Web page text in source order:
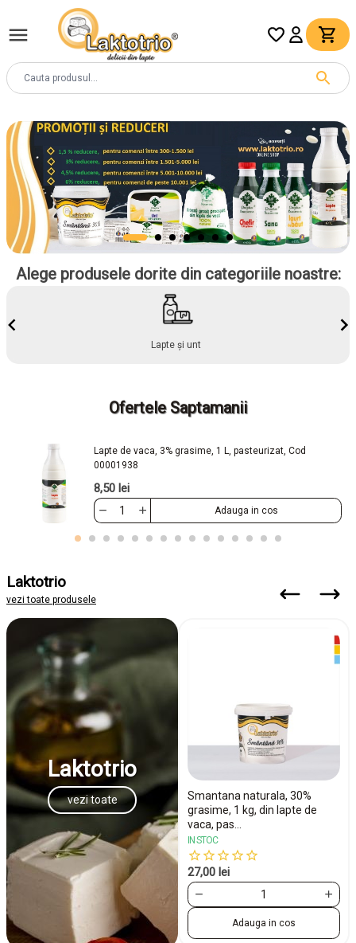
Alege produsele dorite din categoriile noastre:
Lapte și unt
Ofertele Saptamanii
Lapte de vaca, 3% grasime, 1 L, pasteurizat, Cod
00001938
8,50 lei
Adauga in cos
Laktotrio
vezi toate produsele
Laktotrio
vezi toate
Smantana naturala, 30%
grasime, 1 kg, din lapte de
vaca, pas...
IN STOC
27,00 lei
Adauga in cos